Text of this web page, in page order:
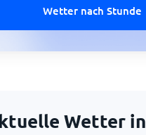
Wetter nach Stunde
Wetter in